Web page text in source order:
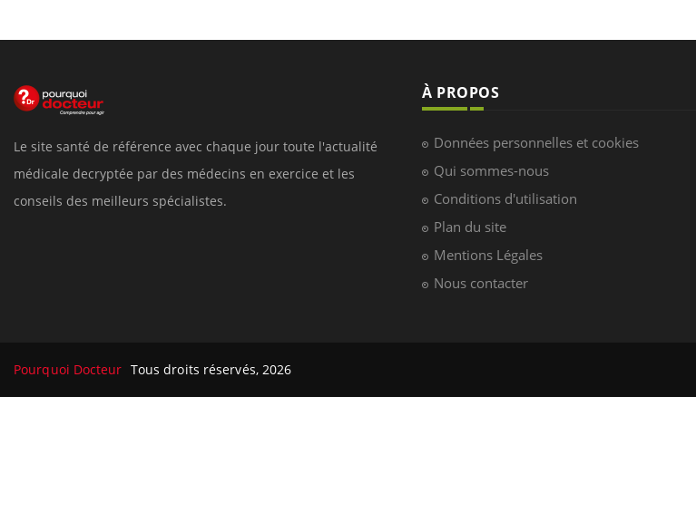
Le site santé de référence avec chaque jour toute l'actualité
médicale decryptée par des médecins en exercice et les
conseils des meilleurs spécialistes.
À PROPOS
Données personnelles et cookies
Qui sommes-nous
Conditions d'utilisation
Plan du site
Mentions Légales
Nous contacter
Pourquoi Docteur Tous droits réservés, 2026